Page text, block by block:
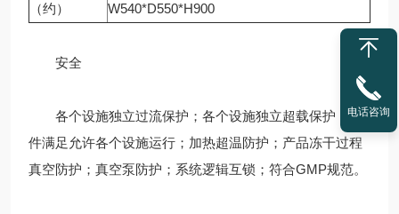
（约）
W540*D550*H900
安全
各个设施独立过流保护；各个设施独立超载保护；条
件满足允许各个设施运行；加热超温防护；产品冻干过程
真空防护；真空泵防护；系统逻辑互锁；符合GMP规范。
电话咨询